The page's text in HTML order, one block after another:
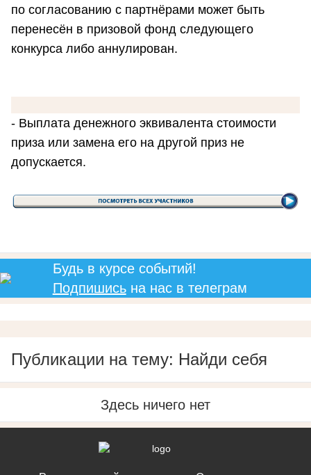
по согласованию с партнёрами может быть
перенесён в призовой фонд следующего
конкурса либо аннулирован.
- Выплата денежного эквивалента стоимости
приза или замена его на другой приз не
допускается.
Будь в курсе событий!
Подпишисьна нас в телеграм
Публикации на тему: Найди себя
Здесь ничего нет